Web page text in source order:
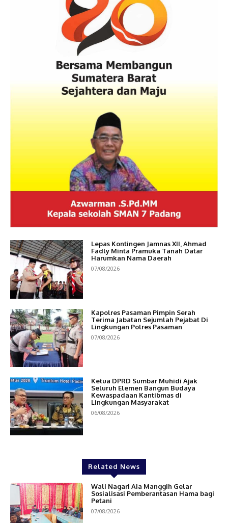
Lepas Kontingen Jamnas XII, Ahmad
Fadly Minta Pramuka Tanah Datar
Harumkan Nama Daerah
07/08/2026
Kapolres Pasaman Pimpin Serah
Terima Jabatan Sejumlah Pejabat Di
Lingkungan Polres Pasaman
07/08/2026
Ketua DPRD Sumbar Muhidi Ajak
Seluruh Elemen Bangun Budaya
Kewaspadaan Kantibmas di
Lingkungan Masyarakat
06/08/2026
Related News
Wali Nagari Aia Manggih Gelar
Sosialisasi Pemberantasan Hama bagi
Petani
07/08/2026